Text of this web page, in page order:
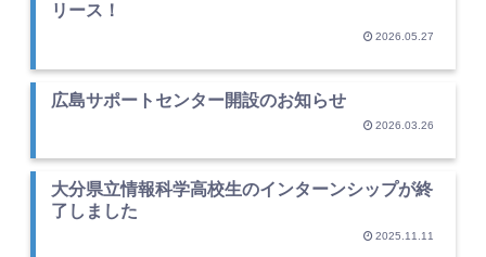
リース！
2026.05.27
広島サポートセンター開設のお知らせ
2026.03.26
大分県立情報科学高校生のインターンシップが終
了しました
2025.11.11